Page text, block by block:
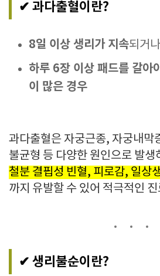
✔ 과다출혈이란?
8일 이상 생리가 지속되거나
하루 6장 이상 패드를 갈아
이 많은 경우
과다출혈은 자궁근종, 자궁내막
불균형 등 다양한 원인으로 발생
철분 결핍성 빈혈, 피로감, 일상
까지 유발할 수 있어 적극적인
✔ 생리불순이란?